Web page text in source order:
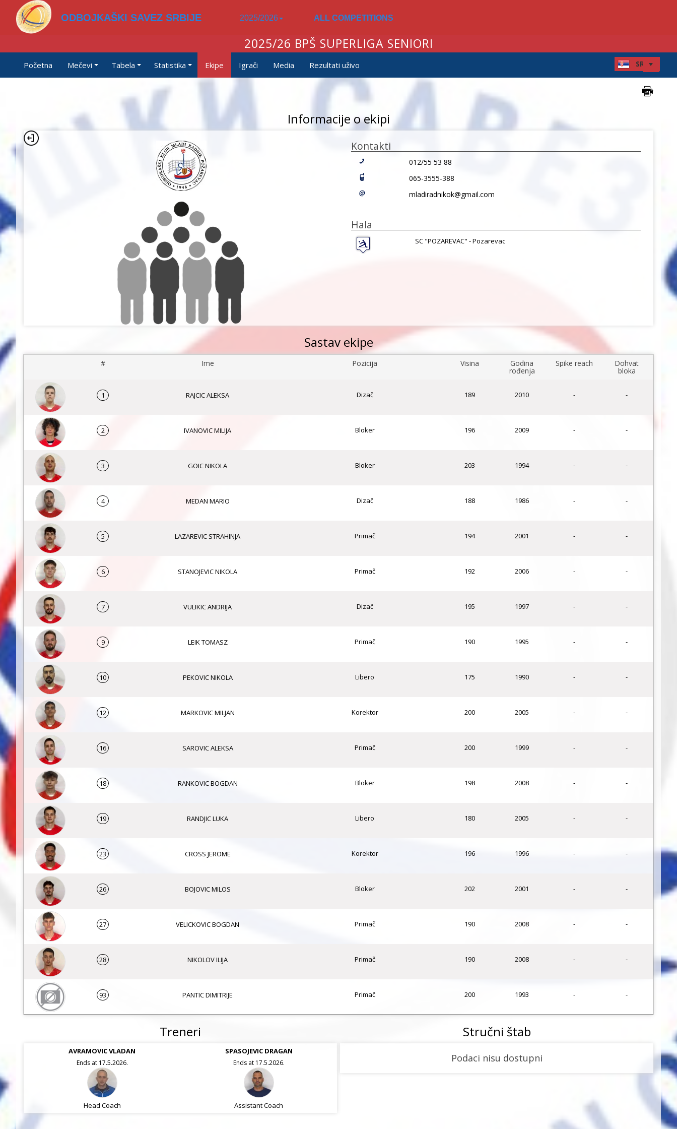
ODBOJKAŠKI SAVEZ SRBIJE 2025/2026 ALL COMPETITIONS
2025/26 BPŠ SUPERLIGA SENIORI
Početna Mečevi Tabela Statistika Ekipe Igrači Media Rezultati uživo
Informacije o ekipi
Kontakti
012/55 53 88
065-3555-388
mladiradnikok@gmail.com
Hala
SC "POZAREVAC" - Pozarevac
Sastav ekipe
# Ime Pozicija Visina Godina
rođenja
Spike reach Dohvat
bloka
1 RAJCIC ALEKSA Dizač 189 2010 - -
2 IVANOVIC MILIJA Bloker 196 2009 - -
3 GOIC NIKOLA Bloker 203 1994 - -
4 MEDAN MARIO Dizač 188 1986 - -
5 LAZAREVIC STRAHINJA Primač 194 2001 - -
6 STANOJEVIC NIKOLA Primač 192 2006 - -
7 VULIKIC ANDRIJA Dizač 195 1997 - -
9 LEIK TOMASZ Primač 190 1995 - -
10 PEKOVIC NIKOLA Libero 175 1990 - -
12 MARKOVIC MILJAN Korektor 200 2005 - -
16 SAROVIC ALEKSA Primač 200 1999 - -
18 RANKOVIC BOGDAN Bloker 198 2008 - -
19 RANDJIC LUKA Libero 180 2005 - -
23 CROSS JEROME Korektor 196 1996 - -
26 BOJOVIC MILOS Bloker 202 2001 - -
27 VELICKOVIC BOGDAN Primač 190 2008 - -
28 NIKOLOV ILIJA Primač 190 2008 - -
93 PANTIC DIMITRIJE Primač 200 1993 - -
Treneri
AVRAMOVIC VLADAN
Ends at 17.5.2026.
Head Coach
SPASOJEVIC DRAGAN
Ends at 17.5.2026.
Assistant Coach
Stručni štab
Podaci nisu dostupni